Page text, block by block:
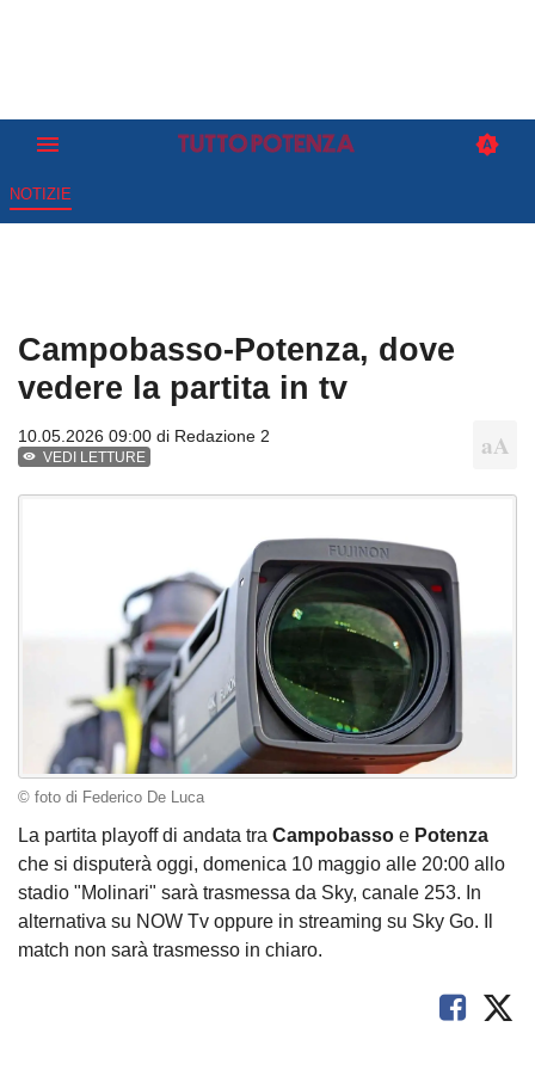
NOTIZIE
Campobasso-Potenza, dove
vedere la partita in tv
10.05.2026 09:00 di Redazione 2
VEDI LETTURE
© foto di Federico De Luca
La partita playoff di andata tra Campobasso e Potenza
che si disputerà oggi, domenica 10 maggio alle 20:00 allo
stadio "Molinari" sarà trasmessa da Sky, canale 253. In
alternativa su NOW Tv oppure in streaming su Sky Go. Il
match non sarà trasmesso in chiaro.